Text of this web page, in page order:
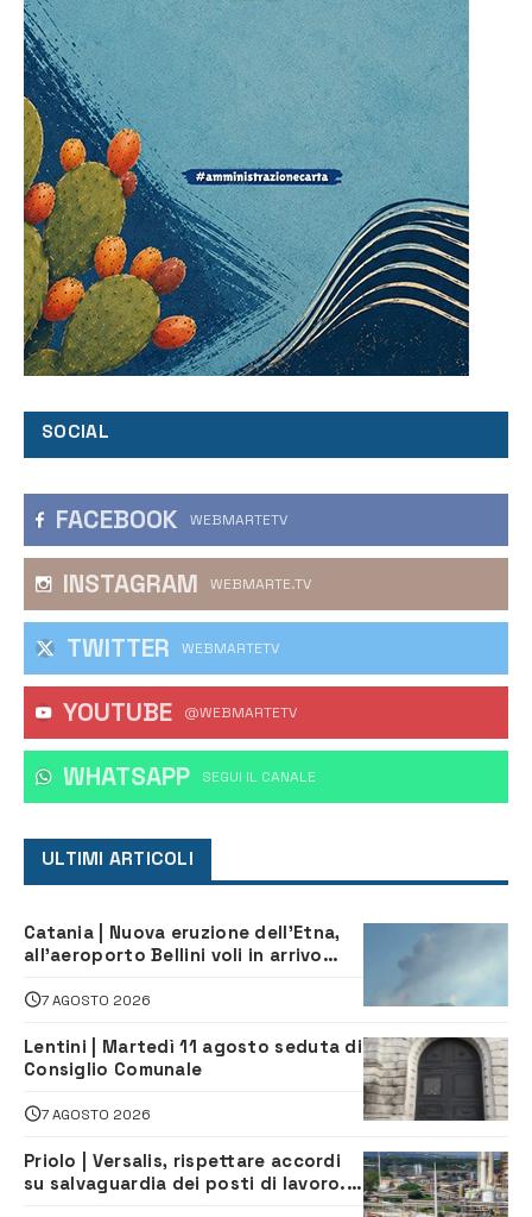
SOCIAL
FACEBOOK WEBMARTETV
INSTAGRAM WEBMARTE.TV
TWITTER WEBMARTETV
YOUTUBE @WEBMARTETV
WHATSAPP ‎SEGUI IL CANALE
ULTIMI ARTICOLI
Catania | Nuova eruzione dell’Etna,
all’aeroporto Bellini voli in arrivo
7 AGOSTO 2026
Lentini | Martedì 11 agosto seduta di
Consiglio Comunale
7 AGOSTO 2026
Priolo | Versalis, rispettare accordi
su salvaguardia dei posti di lavoro. Il